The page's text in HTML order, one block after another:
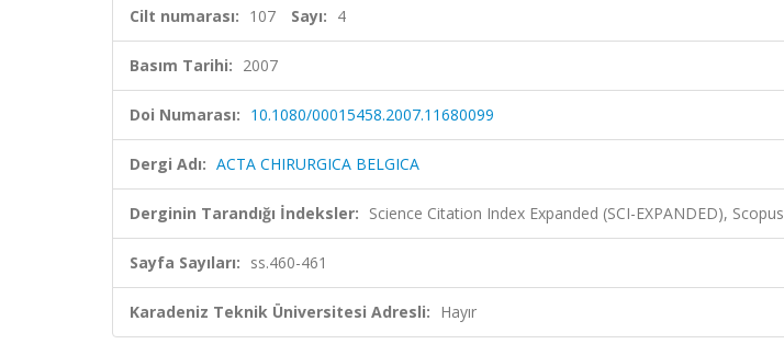
Cilt numarası: 107 Sayı: 4
Basım Tarihi: 2007
Doi Numarası: 10.1080/00015458.2007.11680099
Dergi Adı: ACTA CHIRURGICA BELGICA
Derginin Tarandığı İndeksler: Science Citation Index Expanded (SCI-EXPANDED), Scopus
Sayfa Sayıları: ss.460-461
Karadeniz Teknik Üniversitesi Adresli: Hayır